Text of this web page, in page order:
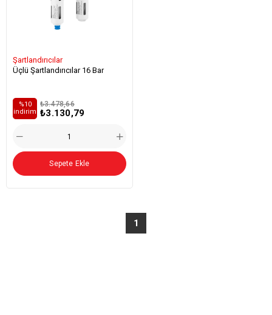
Şartlandırıcılar
Üçlü Şartlandırıcılar 16 Bar
₺3.130,79
₺3.478,66
%10
i̇ndirim
Sepete Ekle
1